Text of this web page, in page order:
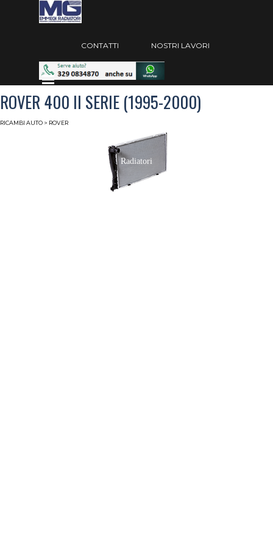
Vai ai contenuti
Salta menù
CONTATTI NOSTRI LAVORI
Salta menù
ROVER 400 II SERIE (1995-2000)
RICAMBI AUTO > ROVER
Radiatori